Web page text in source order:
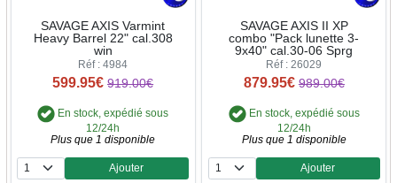
SAVAGE AXIS Varmint
Heavy Barrel 22" cal.308
win
Réf : 4984
599.95€ 919.00€
En stock, expédié sous
12/24h
Plus que 1 disponible
Quantité
Ajouter
SAVAGE AXIS II XP
combo "Pack lunette 3-
9x40" cal.30-06 Sprg
Réf : 26029
879.95€ 989.00€
En stock, expédié sous
12/24h
Plus que 1 disponible
Quantité
Ajouter